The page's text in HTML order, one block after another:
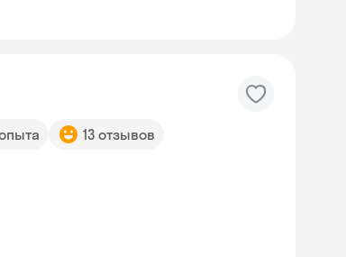
13 отзывов